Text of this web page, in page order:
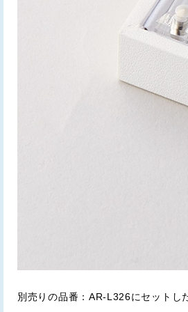
別売りの品番：AR-L326にセットし